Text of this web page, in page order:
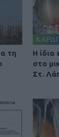
τη
Η ίδια
στο
Στ.